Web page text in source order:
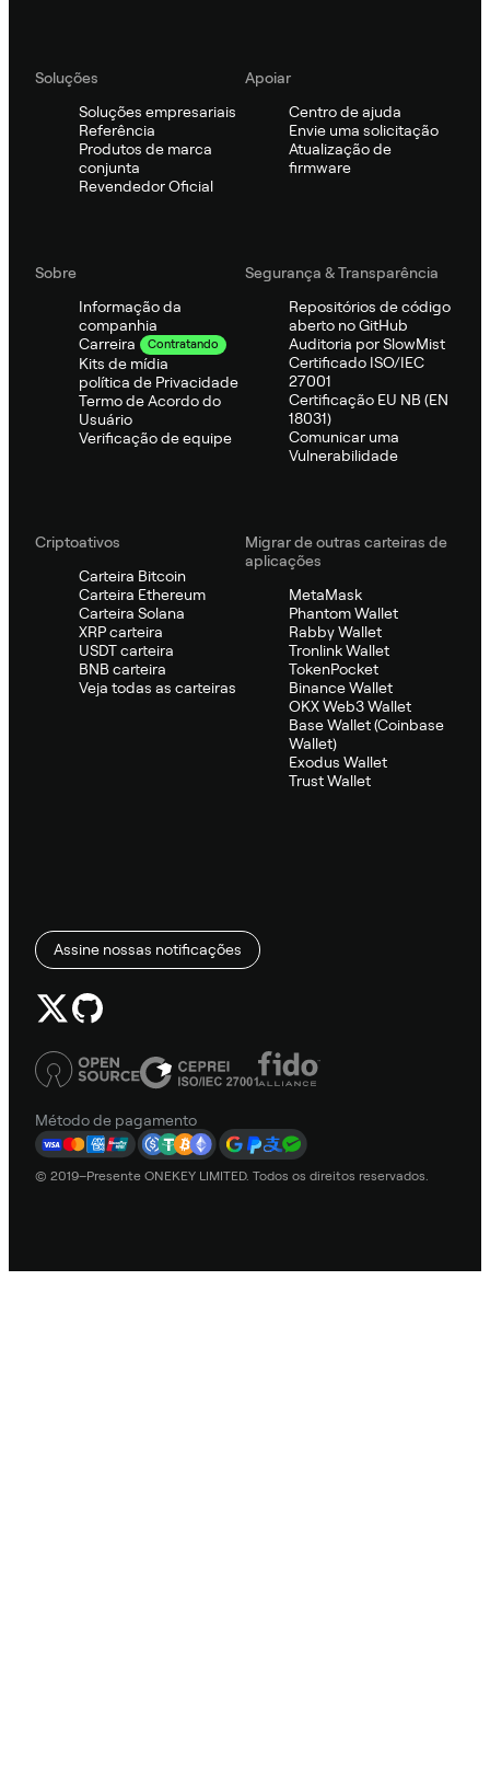
Soluções
Soluções empresariais
Referência
Produtos de marca
conjunta
Revendedor Oficial
Apoiar
Centro de ajuda
Envie uma solicitação
Atualização de
firmware
Sobre
Informação da
companhia
Carreira
Contratando
Kits de mídia
política de Privacidade
Termo de Acordo do
Usuário
Verificação de equipe
Segurança & Transparência
Repositórios de código
aberto no GitHub
Auditoria por SlowMist
Certificado ISO/IEC
27001
Certificação EU NB (EN
18031)
Comunicar uma
Vulnerabilidade
Criptoativos
Carteira Bitcoin
Carteira Ethereum
Carteira Solana
XRP carteira
USDT carteira
BNB carteira
Veja todas as carteiras
Migrar de outras carteiras de
aplicações
MetaMask
Phantom Wallet
Rabby Wallet
Tronlink Wallet
TokenPocket
Binance Wallet
OKX Web3 Wallet
Base Wallet (Coinbase
Wallet)
Exodus Wallet
Trust Wallet
Assine nossas notificações
Método de pagamento
© 2019–Presente ONEKEY LIMITED. Todos os direitos reservados.